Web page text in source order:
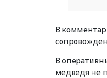
В
В
медведя не